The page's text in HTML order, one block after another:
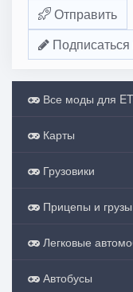
Отправить
Все моды для
Карты
Грузовики
Прицепы и грузы
Легковые
Автобусы